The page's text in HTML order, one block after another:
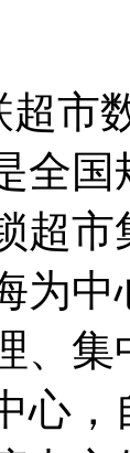
超市
全
超
为中
、
心